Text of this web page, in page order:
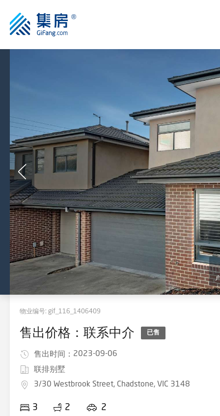
物业编号: gif_116_1406409
售出价格：联系中介 已售
售出时间： 2023-09-06
联排别墅
3/30 Westbrook Street, Chadstone, VIC 3148
3 2 2